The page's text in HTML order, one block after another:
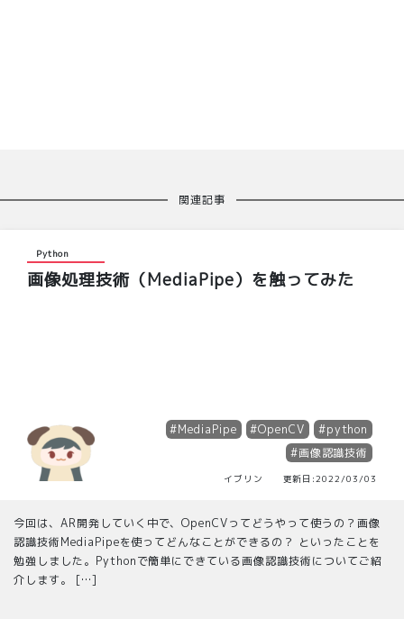
関連記事
Python
画像処理技術（MediaPipe）を触ってみた
#MediaPipe #OpenCV
#python
#画像認識技術
イブリン 更新日:2022/03/03
今回は、AR開発していく中で、OpenCVってどうやって使うの？画像
認識技術MediaPipeを使ってどんなことができるの？ といったことを
勉強しました。Pythonで簡単にできている画像認識技術についてご紹
介します。 […]